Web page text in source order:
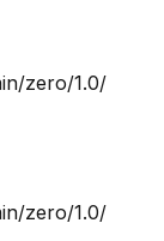
zero/1.0/
zero/1.0/